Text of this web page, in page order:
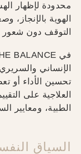
محدودة لإظهار
الهوية بالإنجاز،
التوقف دون شعور
الإنساني
تحسين الأداء أو
العلاجية على
الطبية، ومعايير
السياق